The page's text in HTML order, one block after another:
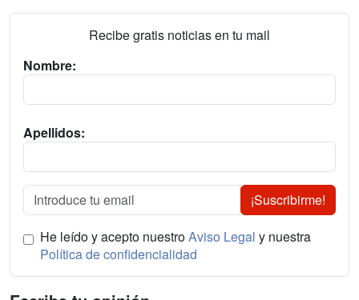
Recibe gratis noticias en tu mail
Nombre:
Apellidos:
¡Suscribirme!
He leído y acepto nuestroAviso Legal y nuestra
Política de confidencialidad